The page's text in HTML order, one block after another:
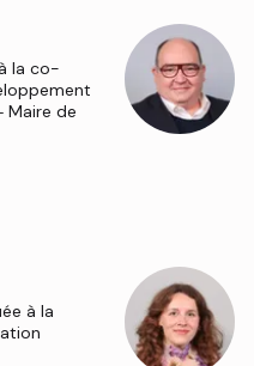
la co-
Maire de
à la